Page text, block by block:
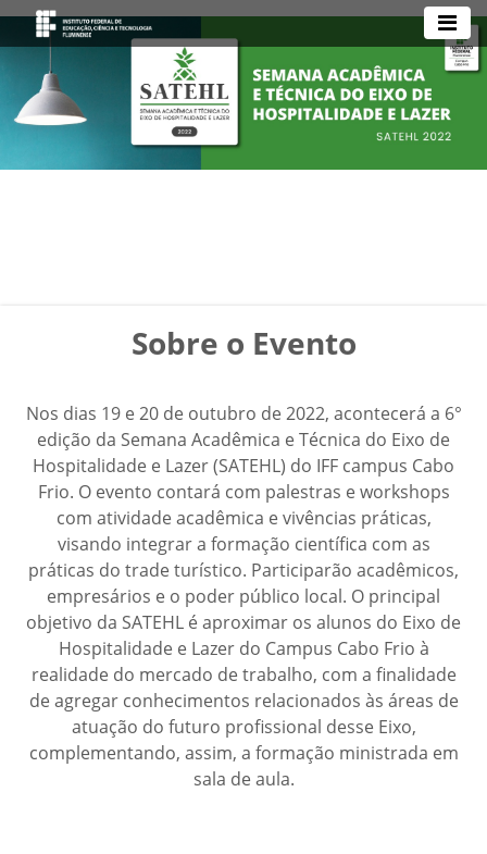
Sobre o Evento
Nos dias 19 e 20 de outubro de 2022, acontecerá a 6°
edição da Semana Acadêmica e Técnica do Eixo de
Hospitalidade e Lazer (SATEHL) do IFF campus Cabo
Frio. O evento contará com palestras e workshops
com atividade acadêmica e vivências práticas,
visando integrar a formação científica com as
práticas do trade turístico. Participarão acadêmicos,
empresários e o poder público local. O principal
objetivo da SATEHL é aproximar os alunos do Eixo de
Hospitalidade e Lazer do Campus Cabo Frio à
realidade do mercado de trabalho, com a finalidade
de agregar conhecimentos relacionados às áreas de
atuação do futuro profissional desse Eixo,
complementando, assim, a formação ministrada em
sala de aula.